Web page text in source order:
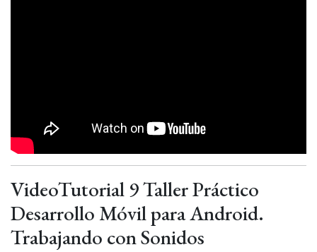
VideoTutorial 9 Taller Práctico
Desarrollo Móvil para Android.
Trabajando con Sonidos